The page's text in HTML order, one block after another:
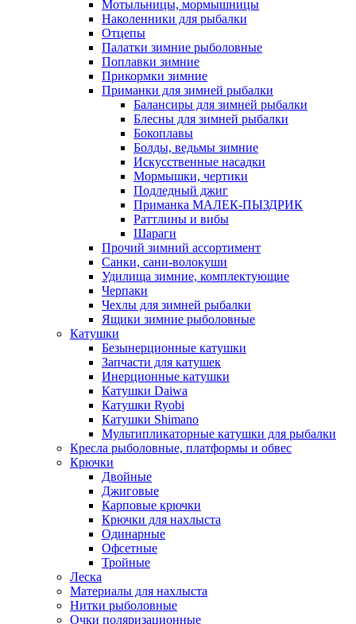
Мотыльницы, мормышницы
Наколенники для рыбалки
Отцепы
Палатки зимние рыболовные
Поплавки зимние
Прикормки зимние
Приманки для зимней рыбалки
Балансиры для зимней рыбалки
Блесны для зимней рыбалки
Бокоплавы
Болды, ведьмы зимние
Искусственные насадки
Мормышки, чертики
Подледный джиг
Приманка МАЛЕК-ПЫЗДРИК
Раттлины и вибы
Шараги
Прочий зимний ассортимент
Санки, сани-волокуши
Удилища зимние, комплектующие
Черпаки
Чехлы для зимней рыбалки
Ящики зимние рыболовные
Катушки
Безынерционные катушки
Запчасти для катушек
Инерционные катушки
Катушки Daiwa
Катушки Ryobi
Катушки Shimano
Мультипликаторные катушки для рыбалки
Кресла рыболовные, платформы и обвес
Крючки
Двойные
Джиговые
Карповые крючки
Крючки для нахлыста
Одинарные
Офсетные
Тройные
Леска
Материалы для нахлыста
Нитки рыболовные
Очки поляризационные